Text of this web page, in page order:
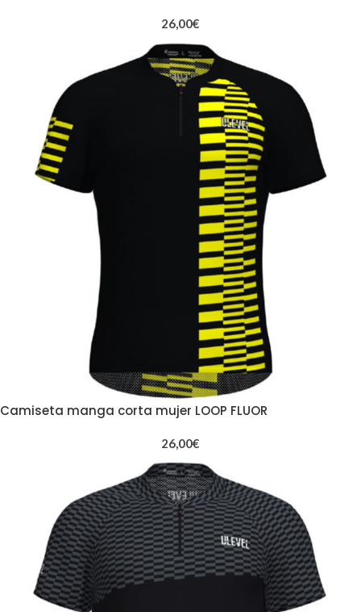
26,00€
Camiseta manga corta mujer LOOP FLUOR
26,00€